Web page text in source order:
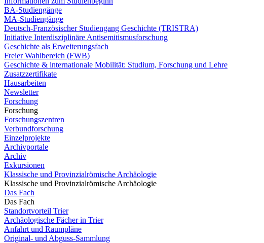
BA-Studiengänge
MA-Studiengänge
Deutsch-Französischer Studiengang Geschichte (TRISTRA)
Initiative Interdisziplinäre Antisemitismusforschung
Geschichte als Erweiterungsfach
Freier Wahlbereich (FWB)
Geschichte & internationale Mobilität: Studium, Forschung und Lehre
Zusatzzertifikate
Hausarbeiten
Newsletter
Forschung
Forschung
Forschungszentren
Verbundforschung
Einzelprojekte
Archivportale
Archiv
Exkursionen
Klassische und Provinzialrömische Archäologie
Klassische und Provinzialrömische Archäologie
Das Fach
Das Fach
Standortvorteil Trier
Archäologische Fächer in Trier
Anfahrt und Raumpläne
Original- und Abguss-Sammlung